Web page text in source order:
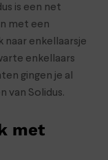
is een net
met een
enkellaarsje
enkellaars
gingen je al
van Solidus.
met